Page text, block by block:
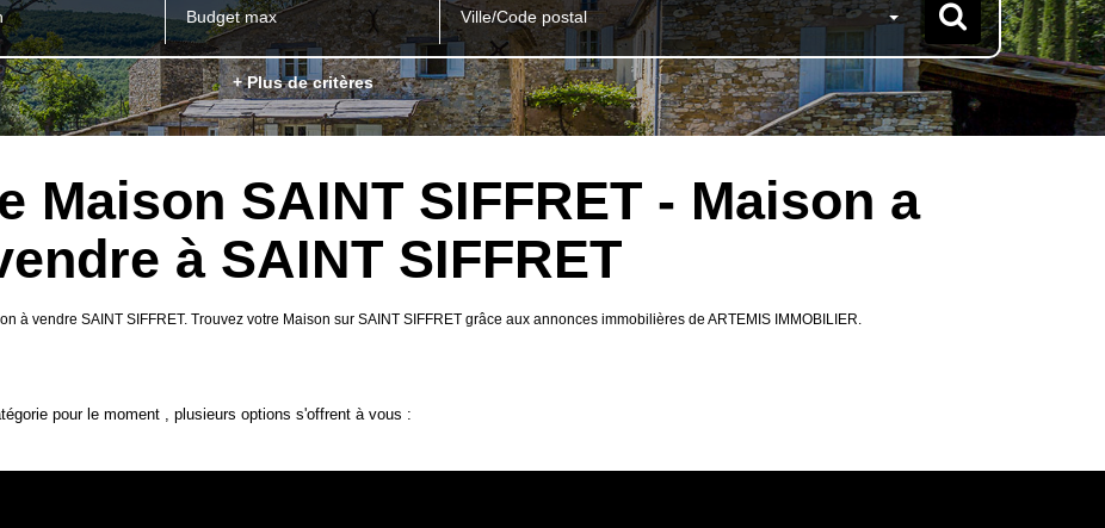
Ville/Code postal
+ Plus de critères
Maison SAINT SIFFRET - Maison a
à SAINT SIFFRET
à vendre SAINT SIFFRET. Trouvez votre Maison sur SAINT SIFFRET grâce aux annonces immobilières de ARTEMIS IMMOBILIER.
pour le moment , plusieurs options s'offrent à vous :